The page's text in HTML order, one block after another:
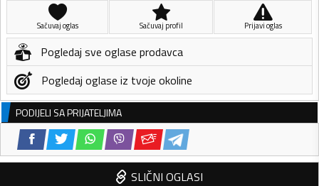
Sačuvaj oglas Sačuvaj profil Prijavi oglas
Pogledaj sve oglase prodavca
Pogledaj oglase iz tvoje okoline
PODIJELI SA PRIJATELJIMA
SLIČNI OGLASI